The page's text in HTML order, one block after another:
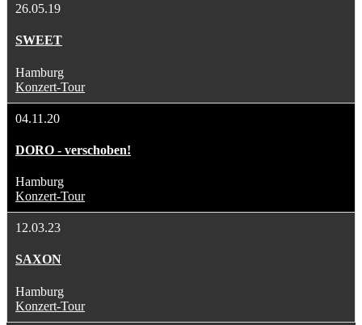
26.05.19
SWEET
Hamburg
Konzert-Tour
04.11.20
DORO - verschoben!
Hamburg
Konzert-Tour
12.03.23
SAXON
Hamburg
Konzert-Tour